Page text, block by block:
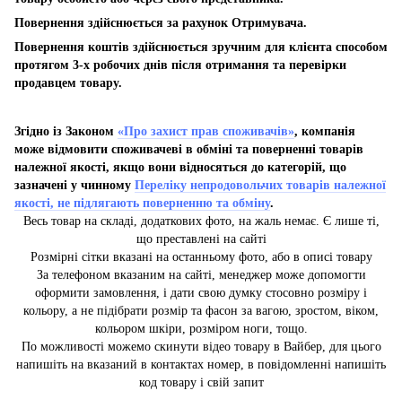
Повернення здійснюється за рахунок Отримувача.
Повернення коштів здійснюється зручним для клієнта способом
протягом 3-х робочих днів після отримання та перевірки
продавцем товару.
Згідно із Законом «Про захист прав споживачів», компанія
може відмовити споживачеві в обміні та поверненні товарів
належної якості, якщо вони відносяться до категорій, що
зазначені у чинному Переліку непродовольчих товарів належної
якості, не підлягають поверненню та обміну.
Весь товар на складі, додаткових фото, на жаль немає. Є лише ті,
що преставлені на сайті
Розмірні сітки вказані на останньому фото, або в описі товару
За телефоном вказаним на сайті, менеджер може допомогти
оформити замовлення, і дати свою думку стосовно розміру і
кольору, а не підібрати розмір та фасон за вагою, зростом, віком,
кольором шкіри, розміром ноги, тощо.
По можливості можемо скинути відео товару в Вайбер, для цього
напишіть на вказаний в контактах номер, в повідомленні напишіть
код товару і свій запит